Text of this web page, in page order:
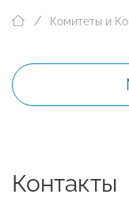
Комитеты и
Контакты